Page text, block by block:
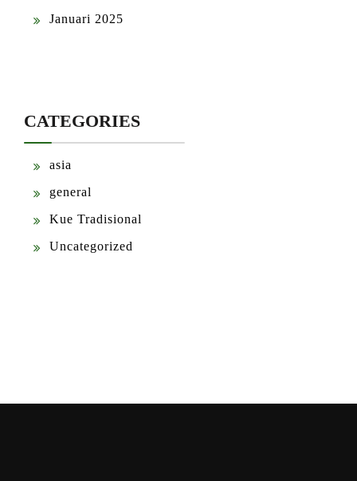
Januari 2025
CATEGORIES
asia
general
Kue Tradisional
Uncategorized